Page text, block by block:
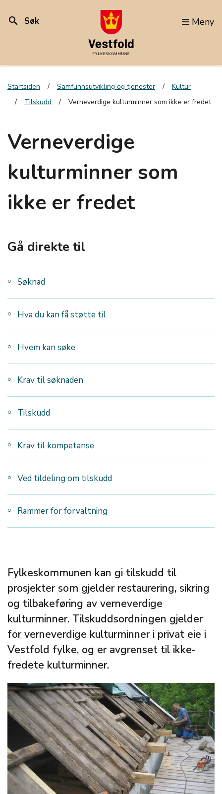
search Søk Meny
Startsiden Samfunnsutvikling og tjenester
Kultur
Tilskudd
Verneverdige kulturminner som ikke er fredet
Verneverdige
kulturminner som
ikke er fredet
Gå direkte til
Søknad
Hva du kan få støtte til
Hvem kan søke
Krav til søknaden
Tilskudd
Krav til kompetanse
Ved tildeling om tilskudd
Rammer for forvaltning
Fylkeskommunen kan gi tilskudd til
prosjekter som gjelder restaurering, sikring
og tilbakeføring av verneverdige
kulturminner. Tilskuddsordningen gjelder
for verneverdige kulturminner i privat eie i
Vestfold fylke, og er avgrenset til ikke-
fredete kulturminner.